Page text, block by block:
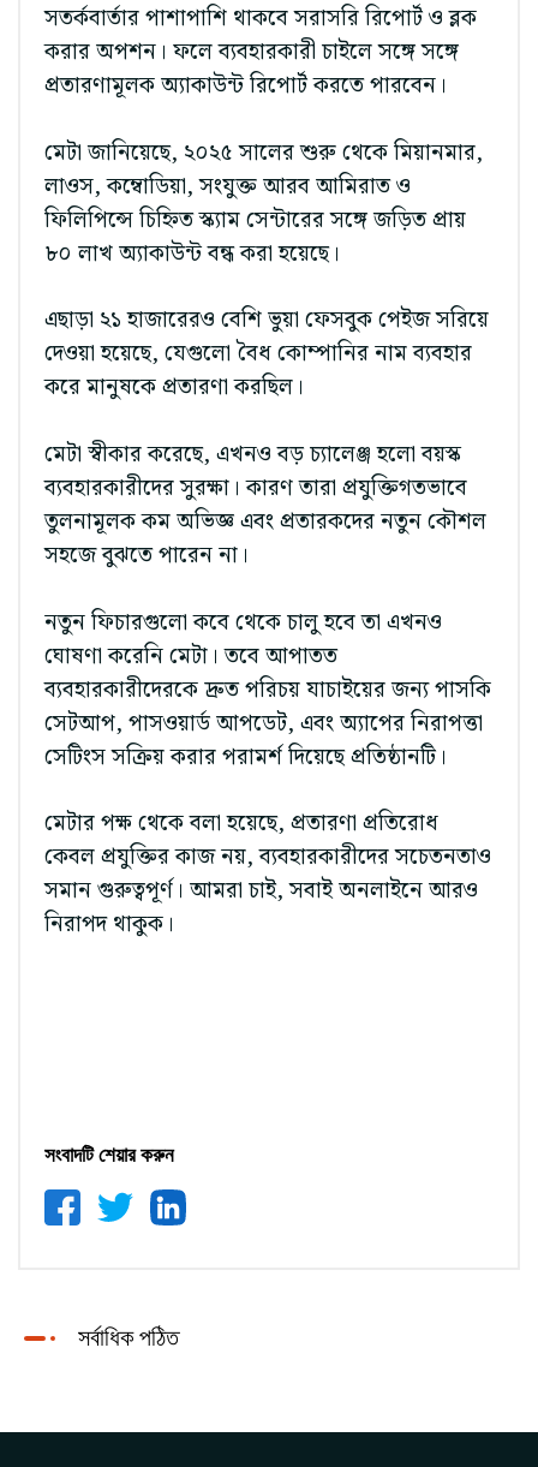
সতর্কবার্তার পাশাপাশি থাকবে সরাসরি রিপোর্ট ও ব্লক
করার অপশন। ফলে ব্যবহারকারী চাইলে সঙ্গে সঙ্গে
প্রতারণামূলক অ্যাকাউন্ট রিপোর্ট করতে পারবেন।
মেটা জানিয়েছে, ২০২৫ সালের শুরু থেকে মিয়ানমার,
লাওস, কম্বোডিয়া, সংযুক্ত আরব আমিরাত ও
ফিলিপিন্সে চিহ্নিত স্ক্যাম সেন্টারের সঙ্গে জড়িত প্রায়
৮০ লাখ অ্যাকাউন্ট বন্ধ করা হয়েছে।
এছাড়া ২১ হাজারেরও বেশি ভুয়া ফেসবুক পেইজ সরিয়ে
দেওয়া হয়েছে, যেগুলো বৈধ কোম্পানির নাম ব্যবহার
করে মানুষকে প্রতারণা করছিল।
মেটা স্বীকার করেছে, এখনও বড় চ্যালেঞ্জ হলো বয়স্ক
ব্যবহারকারীদের সুরক্ষা। কারণ তারা প্রযুক্তিগতভাবে
তুলনামূলক কম অভিজ্ঞ এবং প্রতারকদের নতুন কৌশল
সহজে বুঝতে পারেন না।
নতুন ফিচারগুলো কবে থেকে চালু হবে তা এখনও
ঘোষণা করেনি মেটা। তবে আপাতত
ব্যবহারকারীদেরকে দ্রুত পরিচয় যাচাইয়ের জন্য পাসকি
সেটআপ, পাসওয়ার্ড আপডেট, এবং অ্যাপের নিরাপত্তা
সেটিংস সক্রিয় করার পরামর্শ দিয়েছে প্রতিষ্ঠানটি।
মেটার পক্ষ থেকে বলা হয়েছে, প্রতারণা প্রতিরোধ
কেবল প্রযুক্তির কাজ নয়, ব্যবহারকারীদের সচেতনতাও
সমান গুরুত্বপূর্ণ। আমরা চাই, সবাই অনলাইনে আরও
নিরাপদ থাকুক।
সংবাদটি শেয়ার করুন
সর্বাধিক পঠিত